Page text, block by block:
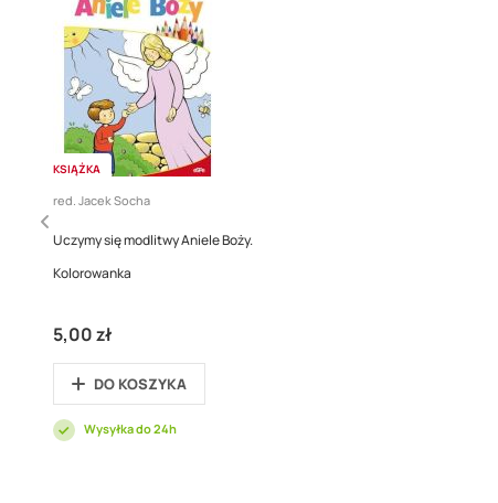
KSIĄŻKA
red. Jacek Socha
Uczymy się modlitwy Aniele Boży.
Kolorowanka
5,00 zł
DO KOSZYKA
Wysyłka do 24h